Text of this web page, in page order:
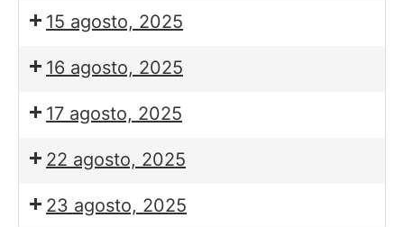
15 agosto, 2025
16 agosto, 2025
17 agosto, 2025
22 agosto, 2025
23 agosto, 2025